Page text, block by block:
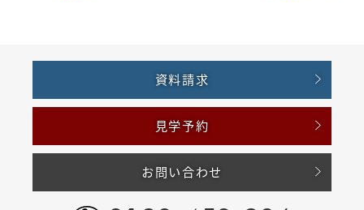
資料請求
見学予約
お問い合わせ